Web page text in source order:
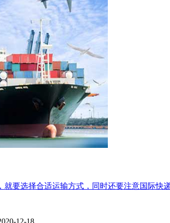
要选择合适运输方式，同时还要注意国际快
12-18